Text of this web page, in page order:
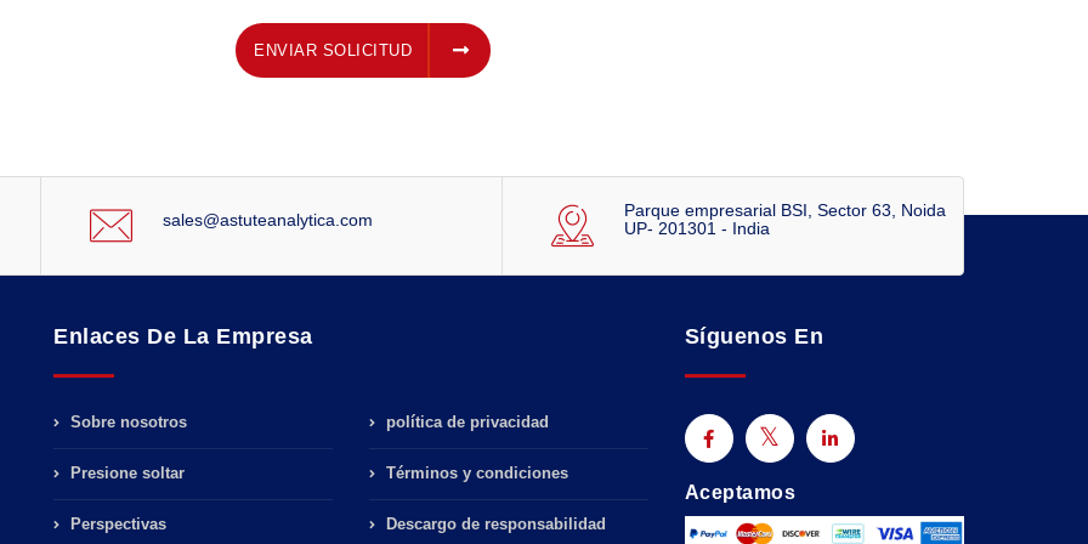
ENVIAR SOLICITUD
sales@astuteanalytica.com
Parque empresarial BSI, Sector 63, Noida
UP- 201301 - India
Enlaces De La Empresa
Sobre nosotros
Presione soltar
Perspectivas
política de privacidad
Términos y condiciones
Descargo de responsabilidad
Síguenos En
Aceptamos